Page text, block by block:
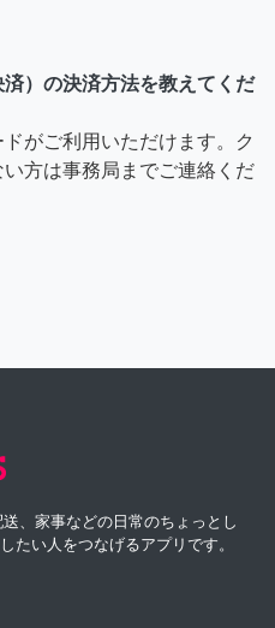
）の決済方法を教えてくだ
がご利用いただけます。ク
方は事務局までご連絡くだ
、家事などの日常のちょっとし
たい人をつなげるアプリです。